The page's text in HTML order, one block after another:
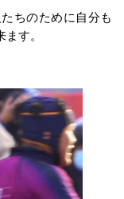
ちのために自分も
す。